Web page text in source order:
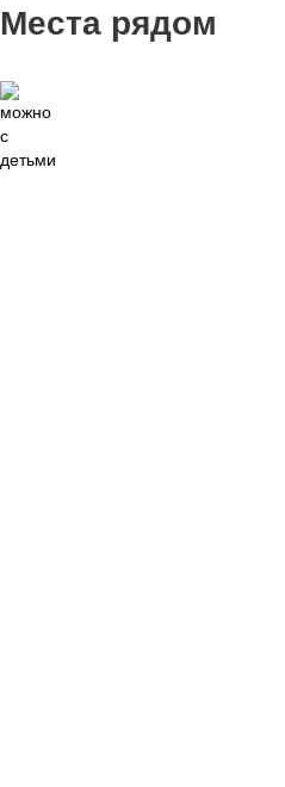
Места рядом